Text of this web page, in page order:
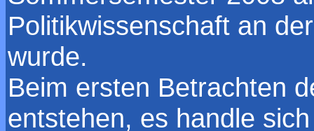
Politikwissenschaft an
wurde.
Beim ersten Betrachten
entstehen, es handle